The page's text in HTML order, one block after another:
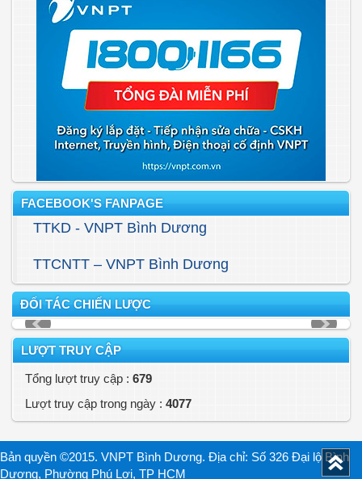
FACEBOOK'S FANPAGE
TTKD - VNPT Bình Dương
TTCNTT – VNPT Bình Dương
ĐỐI TÁC CHIẾN LƯỢC
LƯỢT TRUY CẬP
Tổng lượt truy cập : 679
Lượt truy cập trong ngày : 4077
Bản quyền ©2015. VNPT Bình Dương. Địa chỉ: Số 326 Đại lộ Bình
Dương, Phường Phú Lợi, TP HCM